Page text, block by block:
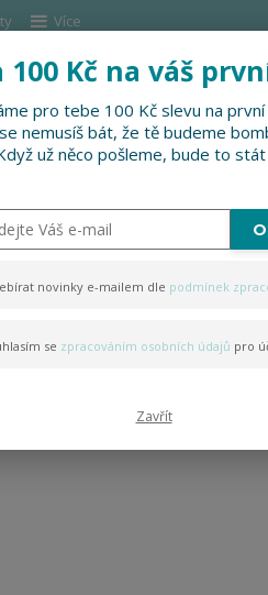
Více
SLEVNĚNO
100 Kč na váš
pro tebe 100 Kč slevu na
nemusíš bát, že tě budeme
už něco pošleme, bude to
novinky e-mailem dle podmínek
se zpracováním osobních údajů pro
Zavřít